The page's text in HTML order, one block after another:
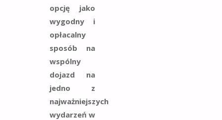
opcję jako
wygodny i
opłacalny
sposób na
wspólny
dojazd na
jedno z
najważniejszych
wydarzeń w